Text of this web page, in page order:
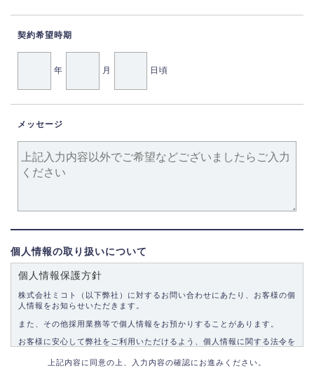
契約希望時期
年 月 日頃
メッセージ
個人情報の取り扱いについて
個人情報保護方針
株式会社ミコト（以下弊社）に対するお問い合わせにあたり、お客様の個
人情報をお知らせいただきます。
また、その他採用業務等で個人情報をお預かりすることがあります。
お客様に安心して弊社をご利用いただけるよう、個人情報に関する法令を
上記内容に同意の上、入力内容の確認にお進みください。